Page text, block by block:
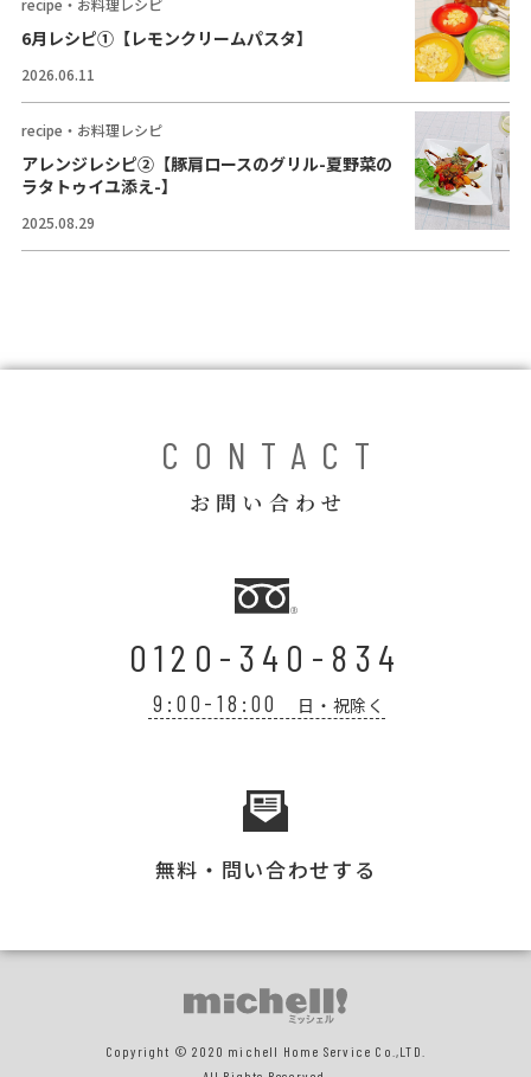
お知らせ
家事スタッフ募集
recipe・お料理レシピ
6月レシピ①【レモンクリームパスタ】
2026.06.11
recipe・お料理レシピ
アレンジレシピ②【豚肩ロースのグリル-夏野菜の
ラタトゥイユ添え-】
2025.08.29
CONTACT
お問い合わせ
0120-340-834
9:00-18:00 日・祝除く
無料・問い合わせする
Copyright © 2020 michell Home Service Co.,LTD.